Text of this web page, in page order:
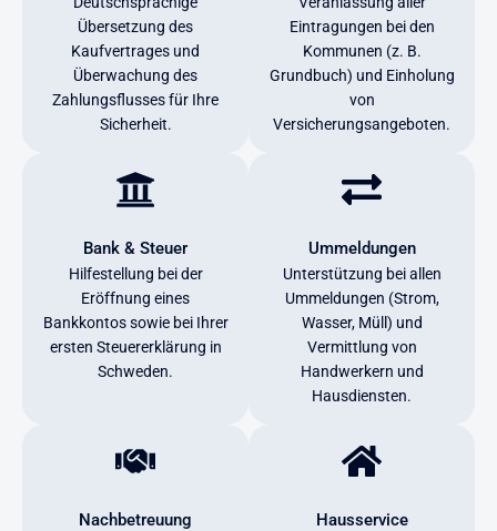
Übersetzung des
Kaufvertrages und
Überwachung des
Zahlungsflusses für Ihre
Sicherheit.
Eintragungen bei den
Kommunen (z. B.
Grundbuch) und Einholung
von
Versicherungsangeboten.
Bank & Steuer
Hilfestellung bei der
Eröffnung eines
Bankkontos sowie bei Ihrer
ersten Steuererklärung in
Schweden.
Ummeldungen
Unterstützung bei allen
Ummeldungen (Strom,
Wasser, Müll) und
Vermittlung von
Handwerkern und
Hausdiensten.
Nachbetreuung Hausservice